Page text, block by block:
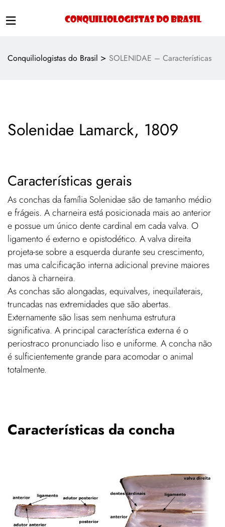
Conquiliologistas do Brasil > SOLENIDAE – Características
Solenidae Lamarck, 1809
Características gerais
As conchas da família Solenidae são de tamanho médio
e frágeis. A charneira está posicionada mais ao anterior
e possue um único dente cardinal em cada valva. O
ligamento é externo e opistodético. A valva direita
projeta-se sobre a esquerda durante seu crescimento,
mas uma calcificação interna adicional previne maiores
danos à charneira.
As conchas são alongadas, equivalves, inequilaterais,
truncadas nas extremidades que são abertas.
Externamente são lisas sem nenhuma estrutura
significativa. A principal característica externa é o
periostraco pronunciado liso e uniforme. A concha não
é sulficientemente grande para acomodar o animal
totalmente.
Características da concha